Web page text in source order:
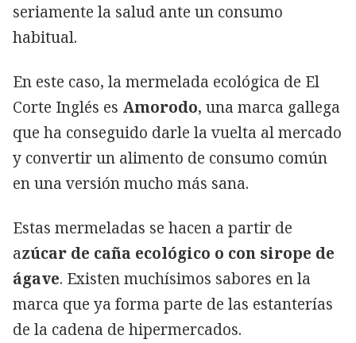
seriamente la salud ante un consumo
habitual.
En este caso, la mermelada ecológica de El
Corte Inglés es Amorodo, una marca gallega
que ha conseguido darle la vuelta al mercado
y convertir un alimento de consumo común
en una versión mucho más sana.
Estas mermeladas se hacen a partir de
azúcar de caña ecológico o con sirope de
ágave. Existen muchísimos sabores en la
marca que ya forma parte de las estanterías
de la cadena de hipermercados.